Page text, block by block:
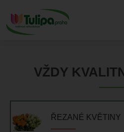
VŽDY
ŘEZANÉ KVĚTINY